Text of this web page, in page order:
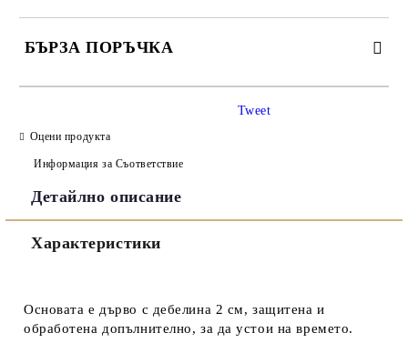
БЪРЗА ПОРЪЧКА
Ние ще се свържем с вас в рамките на работния ден.
Tweet
Оцени продукта
Информация за Съответствие
Детайлно описание
Характеристики
Основата е дърво с дебелина 2 см, защитена и
обработена допълнително, за да устои на времето.